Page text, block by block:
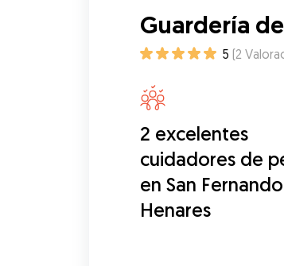
Guardería
5 (2
2 excelentes
cuidadores de
en San
Henares